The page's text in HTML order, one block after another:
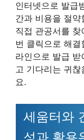
인터넷으로 발급
간과 비용을 절
직접 관공서를
번 클릭으로 해
라인으로 발급 받
고 기다리는 귀찮
요.
세움터와
성과 활용